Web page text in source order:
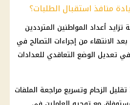
منافذ استقبال الطلبات؟
أعداد المواطنين المترددين
الانتهاء من إجراءات التصالح في
في تعديل الوضع التعاقدي للعدادات
الزحام وتسريع مراجعة الملفات